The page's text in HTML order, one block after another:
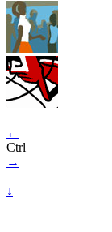
←
Ctrl
→
↓